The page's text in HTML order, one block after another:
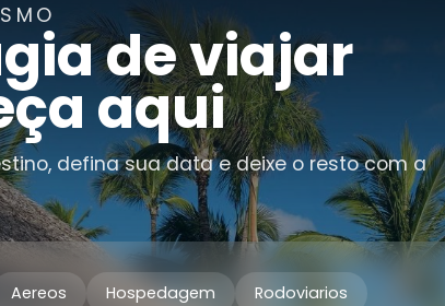
de viajar
aqui
defina sua data e deixe o resto com a
Aereos Hospedagem Rodoviarios